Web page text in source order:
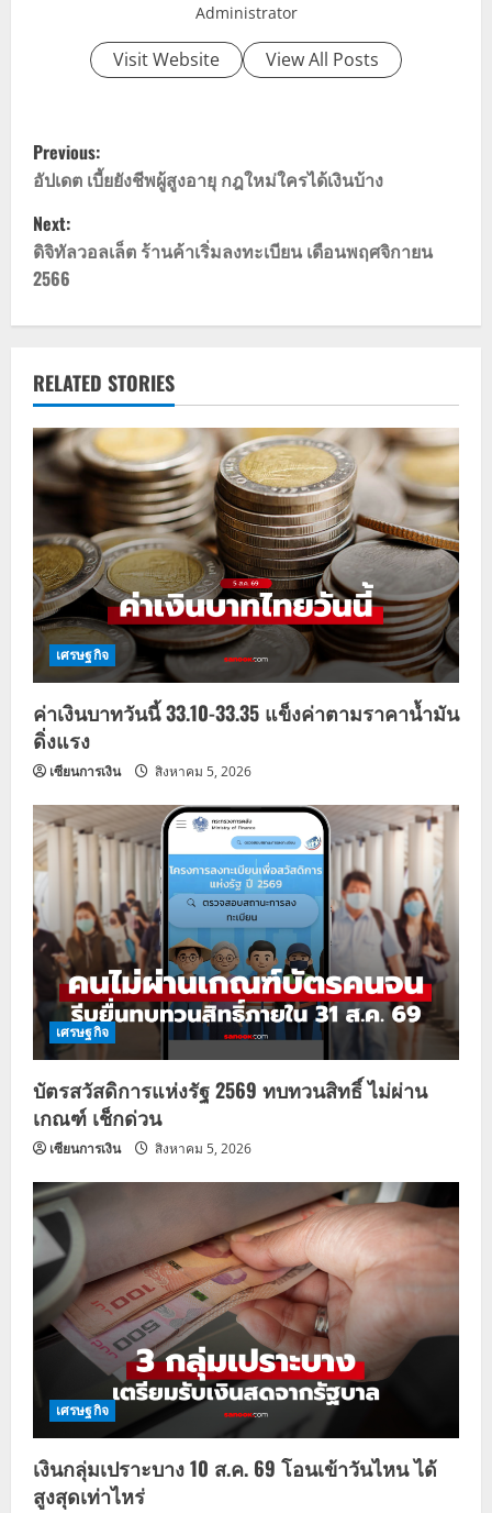
Administrator
Visit Website View All Posts
P
o
s
t
n
a
v
i
g
a
t
i
o
n
Previous:
อัปเดต เบี้ยยังชีพผู้สูงอายุ กฎใหม่ใครได้เงินบ้าง
Next:
ดิจิทัลวอลเล็ต ร้านค้าเริ่มลงทะเบียน เดือนพฤศจิกายน
2566
RELATED STORIES
เศรษฐกิจ
ค่าเงินบาทวันนี้ 33.10-33.35 แข็งค่าตามราคาน้ำมัน
ดิ่งแรง
เซียนการเงิน สิงหาคม 5, 2026
เศรษฐกิจ
บัตรสวัสดิการแห่งรัฐ 2569 ทบทวนสิทธิ์ ไม่ผ่าน
เกณฑ์ เช็กด่วน
เซียนการเงิน สิงหาคม 5, 2026
เศรษฐกิจ
เงินกลุ่มเปราะบาง 10 ส.ค. 69 โอนเข้าวันไหน ได้
สูงสุดเท่าไหร่